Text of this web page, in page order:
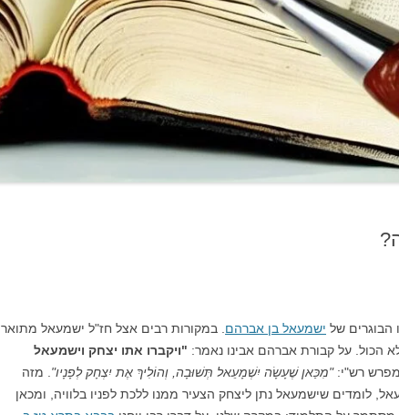
הבוגרים של ישמעאל בן אברהם. במקורות רבים אצל חז"ל ישמעאל מתואר
הכול. על קבורת אברהם אבינו נאמר: "ויקברו אתו יצחק וישמעאל
רש"י:"מִכַּאן שֶׁעָשָׂה יִשְׁמָעֵאל תְּשׁוּבָה, וְהוֹלִיךְ אֶת יִצְחָק לְפָנָיו". מזה
לומדים שישמעאל נתן ליצחק הצעיר ממנו ללכת לפניו בלוויה, ומכאן